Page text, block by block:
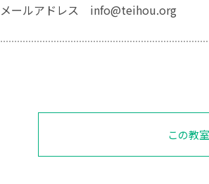
メールアドレス info@teihou.org
この教